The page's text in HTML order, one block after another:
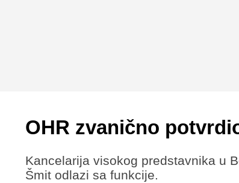
OHR zvanično
Kancelarija visokog predstavnika u
Šmit odlazi sa funkcije.